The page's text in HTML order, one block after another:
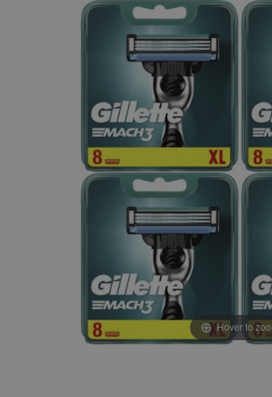
Ga
het
afbeeldingen-
gallerij
Ga
het
afbeeldingen-
gallerij
Hover to